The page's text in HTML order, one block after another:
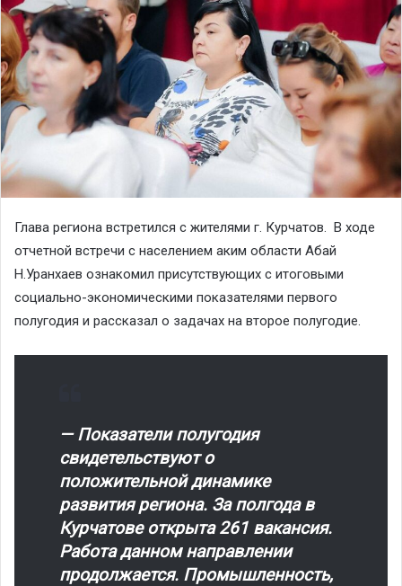
Глава региона встретился с жителями г. Курчатов. В ходе
отчетной встречи с населением аким области Абай
Н.Уранхаев ознакомил присутствующих с итоговыми
социально-экономическими показателями первого
полугодия и рассказал о задачах на второе полугодие.
— Показатели полугодия
свидетельствуют о
положительной динамике
развития региона. За полгода в
Курчатове открыта 261 вакансия.
Работа данном направлении
продолжается. Промышленность,